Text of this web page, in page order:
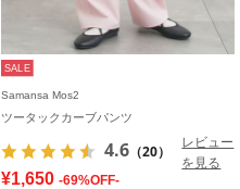
SALE
Samansa Mos2
ツータックカーブパンツ
4.6 （20）
レビュー
を見る
¥1,650 -69%OFF-